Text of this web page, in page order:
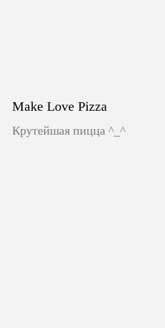
Make Love Pizza
Крутейшая пицца ^_^